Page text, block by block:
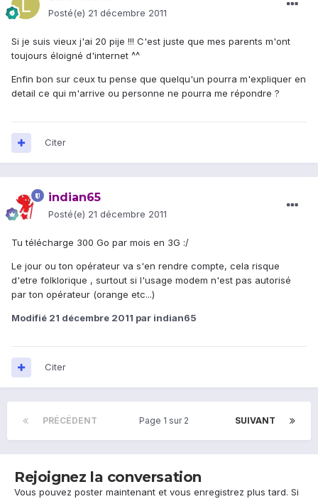
Posté(e) 21 décembre 2011
Si je suis vieux j'ai 20 pije !!! C'est juste que mes parents m'ont
toujours éloigné d'internet ^^
Enfin bon sur ceux tu pense que quelqu'un pourra m'expliquer en
detail ce qui m'arrive ou personne ne pourra me répondre ?
Citer
indian65
Posté(e) 21 décembre 2011
Tu télécharge 300 Go par mois en 3G :/
Le jour ou ton opérateur va s'en rendre compte, cela risque
d'etre folklorique , surtout si l'usage modem n'est pas autorisé
par ton opérateur (orange etc...)
Modifié 21 décembre 2011 par indian65
Citer
PRÉCÉDENT SUIVANT
Page 1 sur 2
Rejoignez la conversation
Vous pouvez poster maintenant et vous enregistrez plus tard. Si